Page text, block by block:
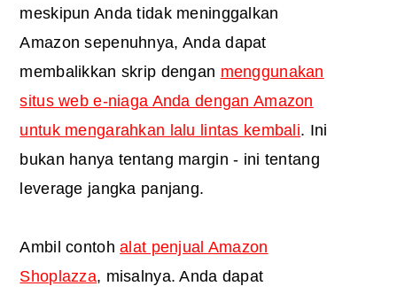
meskipun Anda tidak meninggalkan
Amazon sepenuhnya, Anda dapat
membalikkan skrip dengan menggunakan
situs web e-niaga Anda dengan Amazon
untuk mengarahkan lalu lintas kembali. Ini
bukan hanya tentang margin - ini tentang
leverage jangka panjang.
Ambil contohalat penjual Amazon
Shoplazza, misalnya. Anda dapat